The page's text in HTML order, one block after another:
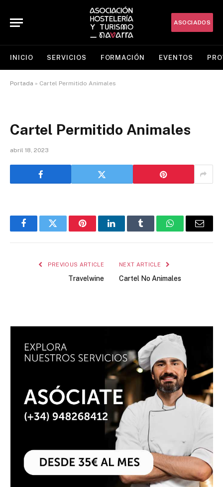
ASOCIADOS
INICIO SERVICIOS FORMACIÓN EVENTOS
Portada » Cartel Permitido Animales
Cartel Permitido Animales
abril 18, 2023
FacebookTwitter PinterestLinkedInTumblr WhatsAppEmail
PREVIOUS ARTICLE
Travelwine
NEXT ARTICLE
Cartel No Animales